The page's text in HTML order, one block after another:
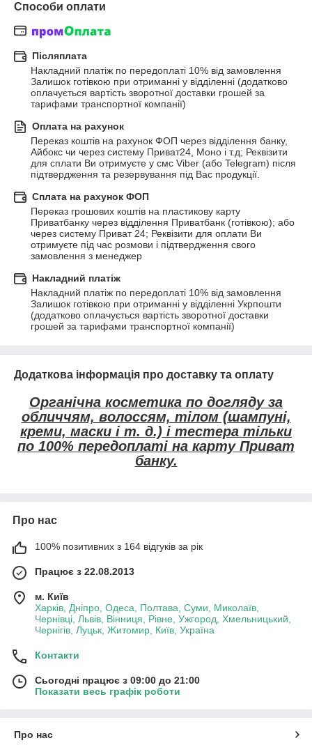
Способи оплати
Післяплата
Накладний платіж по передоплаті 10% від замовлення
Залишок готівкою при отриманні у відділенні (додатково
оплачується вартість зворотної доставки грошей за
тарифами транспортної компанії)
Оплата на рахунок
Переказ коштів на рахунок ФОП через відділення банку,
Айбокс чи через систему Приват24, Моно і т.д; Реквізити
для сплати Ви отримуєте у смс Viber (або Telegram) після
підтвердження та резервування під Вас продукції.
Сплата на рахунок ФОП
Переказ грошових коштів на пластикову карту
Приватбанку через відділення Приватбанк (готівкою); або
через систему Приват 24; Реквізити для оплати Ви
отримуєте під час розмови і підтвердження свого
замовлення з менеджер
Накладний платіж
Накладний платіж по передоплаті 10% від замовлення
Залишок готівкою при отриманні у відділенні Укрпошти
(додатково оплачується вартість зворотної доставки
грошей за тарифами транспортної компанії)
Додаткова інформація про доставку та оплату
Органічна косметика по догляду за
обличчям, волоссям, тілом (шампуні,
креми, маски і т. д.) і тестера тільки
по 100% передоплаті на карту Приват
банку.
Про нас
100% позитивних з 164 відгуків за рік
Працює з 22.08.2013
м. Київ
Харків, Дніпро, Одеса, Полтава, Суми, Миколаїв,
Чернівці, Львів, Вінниця, Рівне, Ужгород, Хмельницький,
Чернігів, Луцьк, Житомир, Київ, Україна
Контакти
Сьогодні працює з 09:00 до 21:00
Показати весь графік роботи
Про нас